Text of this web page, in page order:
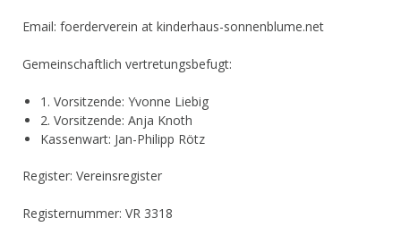
Email: foerderverein at kinderhaus-sonnenblume.net
Gemeinschaftlich vertretungsbefugt:
1. Vorsitzende: Yvonne Liebig
2. Vorsitzende: Anja Knoth
Kassenwart: Jan-Philipp Rötz
Register: Vereinsregister
Registernummer: VR 3318